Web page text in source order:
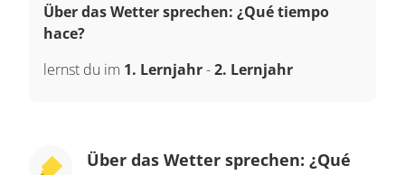
Über das Wetter sprechen: ¿Qué tiempo
hace?
lernst du im 1. Lernjahr-2. Lernjahr
Über das Wetter sprechen: ¿Qué